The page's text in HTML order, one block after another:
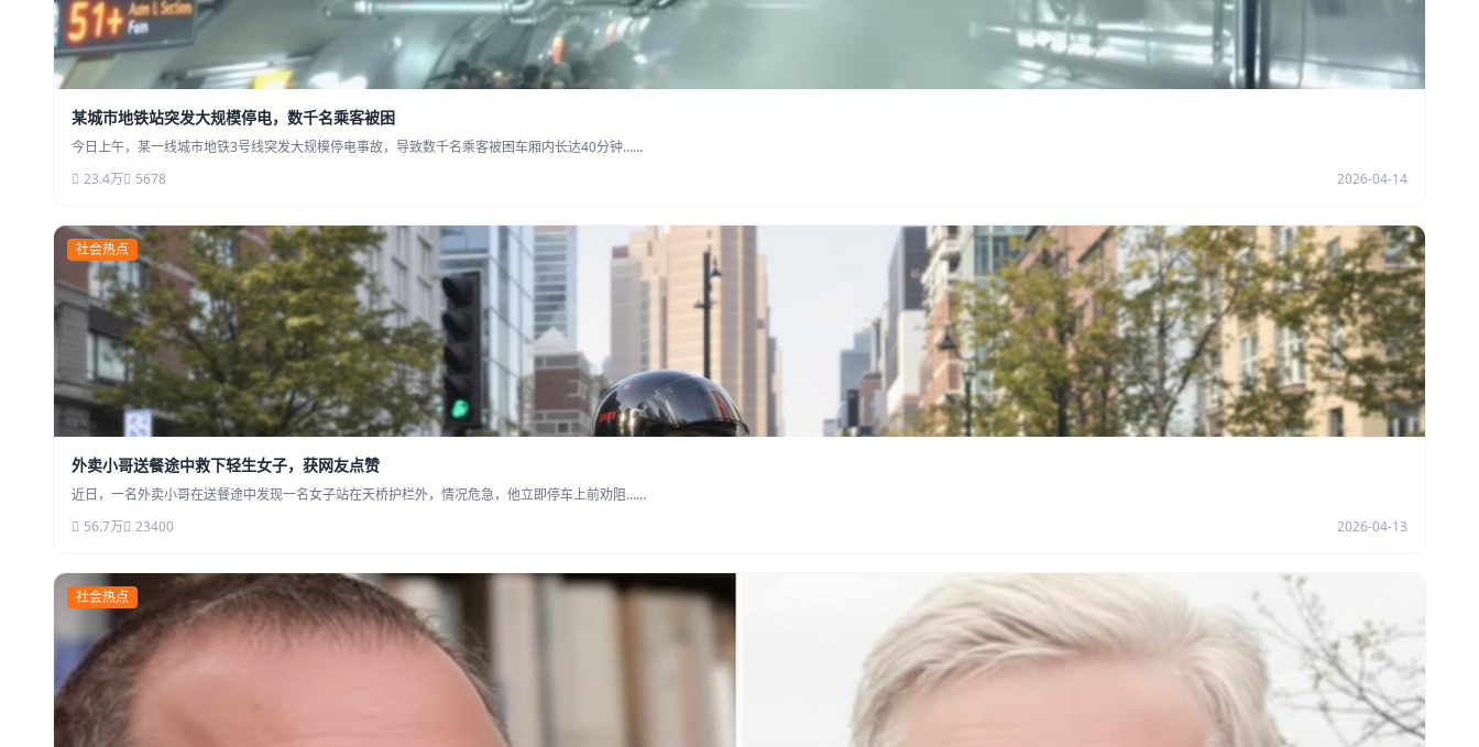
某城市地铁站突发大规模停电，数千名乘客被困
今日上午，某一线城市地铁3号线突发大规模停电事故，导致数千名乘客被困车厢内长达40分钟……
23.4万
5678 2026-04-14
社会热点
外卖小哥送餐途中救下轻生女子，获网友点赞
近日，一名外卖小哥在送餐途中发现一名女子站在天桥护栏外，情况危急，他立即停车上前劝阻……
56.7万
23400 2026-04-13
社会热点